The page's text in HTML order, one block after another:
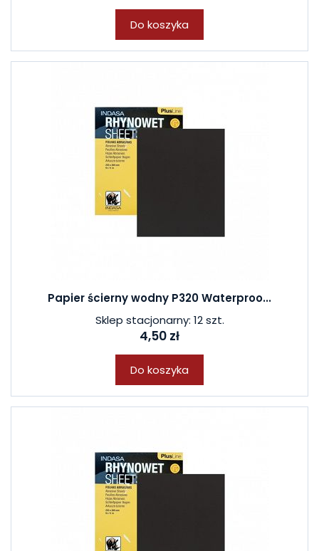
Do koszyka
Papier ścierny wodny P320 Waterproo...
Sklep stacjonarny: 12 szt.
4,50 zł
Do koszyka